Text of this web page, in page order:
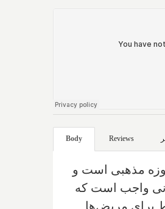
Body Reviews
مذهبی است و
واجب است که
برای مریض‌ها